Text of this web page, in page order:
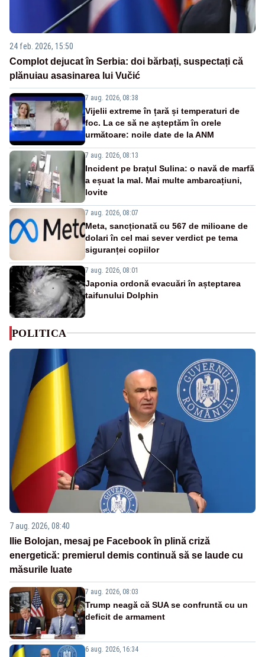
24 feb. 2026, 15:50
Complot dejucat în Serbia: doi bărbați, suspectați că
plănuiau asasinarea lui Vučić
7 aug. 2026, 08:38
Vijelii extreme în țară și temperaturi de
foc. La ce să ne așteptăm în orele
următoare: noile date de la ANM
7 aug. 2026, 08:13
Incident pe brațul Sulina: o navă de marfă
a eșuat la mal. Mai multe ambarcațiuni,
lovite
7 aug. 2026, 08:07
Meta, sancționată cu 567 de milioane de
dolari în cel mai sever verdict pe tema
siguranței copiilor
7 aug. 2026, 08:01
Japonia ordonă evacuări în așteptarea
taifunului Dolphin
POLITICA
7 aug. 2026, 08:40
Ilie Bolojan, mesaj pe Facebook în plină criză
energetică: premierul demis continuă să se laude cu
măsurile luate
7 aug. 2026, 08:03
Trump neagă că SUA se confruntă cu un
deficit de armament
6 aug. 2026, 16:34